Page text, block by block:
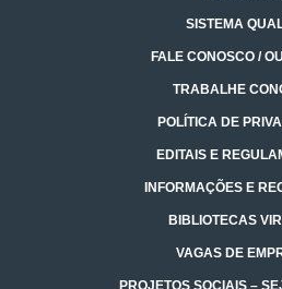
SISTEMA
FALE CONOSCO /
TRABALHE
POLÍTICA DE
EDITAIS E
INFORMAÇÕES E
BIBLIOTECAS
VAGAS DE
PROJETOS SOCIAIS –